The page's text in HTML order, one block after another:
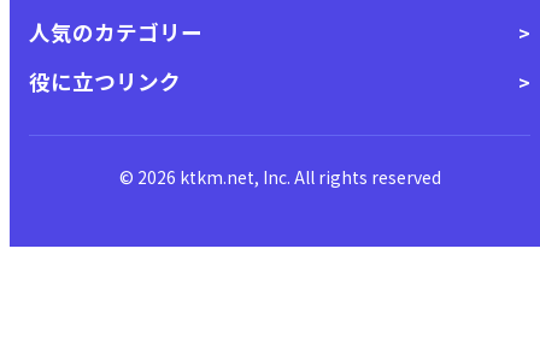
人気のカテゴリー
役に立つリンク
© 2026 ktkm.net, Inc. All rights reserved